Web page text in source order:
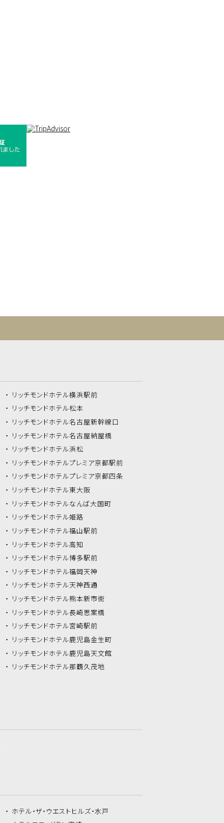
リッチモンドホテル横浜駅前
リッチモンドホテル松本
リッチモンドホテル名古屋新幹線口
リッチモンドホテル名古屋納屋橋
リッチモンドホテル浜松
リッチモンドホテルプレミア京都駅前
リッチモンドホテルプレミア京都四条
リッチモンドホテル東大阪
リッチモンドホテルなんば大国町
リッチモンドホテル姫路
リッチモンドホテル福山駅前
リッチモンドホテル高知
リッチモンドホテル博多駅前
リッチモンドホテル福岡天神
リッチモンドホテル天神西通
リッチモンドホテル熊本新市街
リッチモンドホテル長崎思案橋
リッチモンドホテル宮崎駅前
リッチモンドホテル鹿児島金生町
リッチモンドホテル鹿児島天文館
リッチモンドホテル那覇久茂地
ホテル・ザ・ ウエストヒルズ・水戸